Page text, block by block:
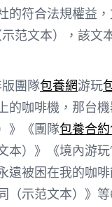
的符合法規權益
范文本），該文
團隊包養網游玩
的咖啡機，那台
》《團隊包養合約
）》《境內游玩
遠被困在我的咖
（示范文本）》